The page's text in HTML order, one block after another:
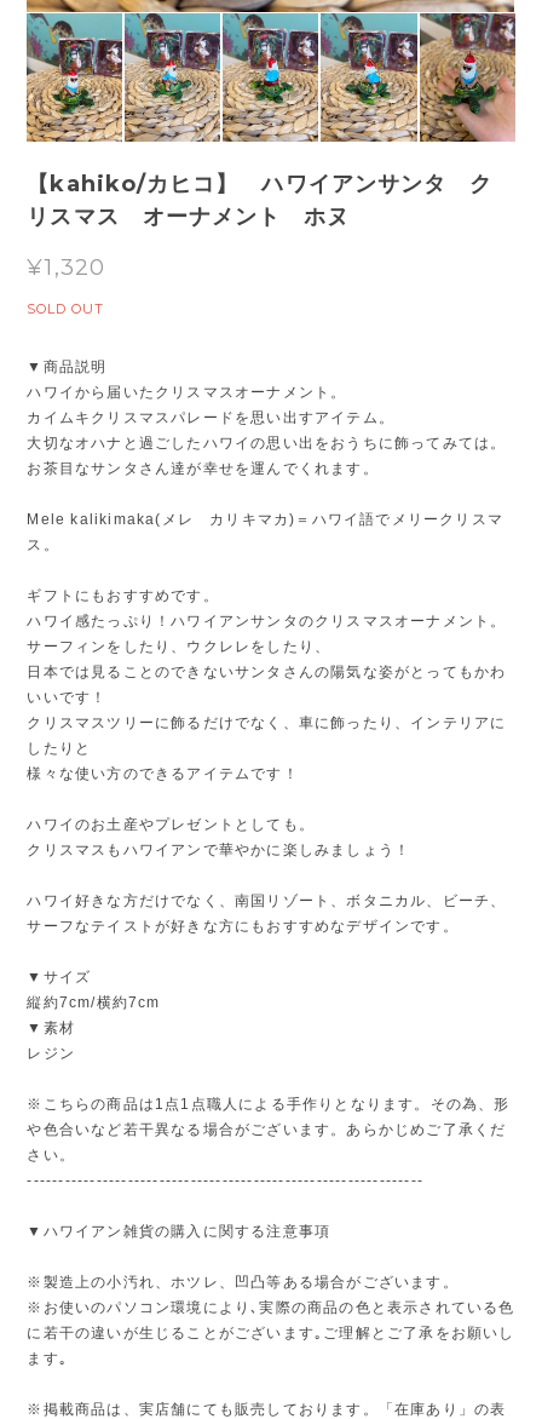
【kahiko/カヒコ】 ハワイアンサンタ ク
リスマス オーナメント ホヌ
¥1,320
SOLD OUT
▼商品説明
ハワイから届いたクリスマスオーナメント。
カイムキクリスマスパレードを思い出すアイテム。
大切なオハナと過ごしたハワイの思い出をおうちに飾ってみては。
お茶目なサンタさん達が幸せを運んでくれます。
Mele kalikimaka(メレ カリキマカ)＝ハワイ語でメリークリスマ
ス。
ギフトにもおすすめです。
ハワイ感たっぷり！ハワイアンサンタのクリスマスオーナメント。
サーフィンをしたり、ウクレレをしたり、
日本では見ることのできないサンタさんの陽気な姿がとってもかわ
いいです！
クリスマスツリーに飾るだけでなく、車に飾ったり、インテリアに
したりと
様々な使い方のできるアイテムです！
ハワイのお土産やプレゼントとしても。
クリスマスもハワイアンで華やかに楽しみましょう！
ハワイ好きな方だけでなく、南国リゾート、ボタニカル、ビーチ、
サーフなテイストが好きな方にもおすすめなデザインです。
▼サイズ
縦約7cm/横約7cm
▼素材
レジン
※こちらの商品は1点1点職人による手作りとなります。その為、形
や色合いなど若干異なる場合がございます。あらかじめご了承くだ
さい。
---------------------------------------------------------------
▼ハワイアン雑貨の購入に関する注意事項
※製造上の小汚れ、ホツレ、凹凸等ある場合がございます。
※お使いのパソコン環境により､実際の商品の色と表示されている色
に若干の違いが生じることがございます｡ご理解とご了承をお願いし
ます｡
※掲載商品は、実店舗にても販売しております。「在庫あり」の表